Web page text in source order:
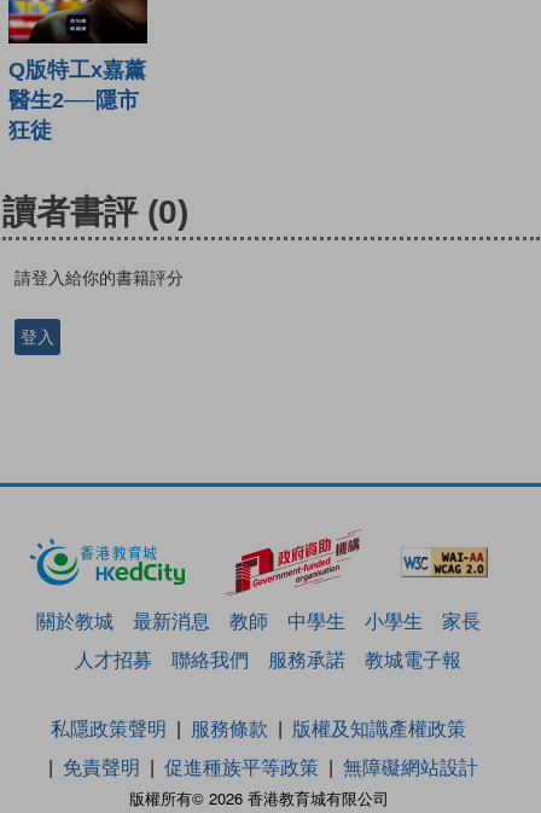
Q版特工x嘉薰
醫生2──隱市
狂徒
讀者書評 (0)
請登入給你的書籍評分
登入
關於教城 最新消息 教師 中學生 小學生
家長
人才招募
聯絡我們 服務承諾 教城電子報
版權所有© 2026 香港教育城有限公司
私隱政策聲明 服務條款
版權及知識產權政策
免責聲明
促進種族平等政策 無障礙網站設計